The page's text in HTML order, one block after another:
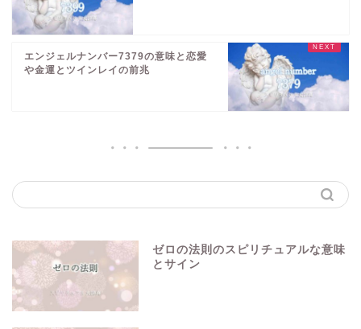
エンジェルナンバー7379の意味と恋愛
や金運とツインレイの前兆
ゼロの法則のスピリチュアルな意味
とサイン